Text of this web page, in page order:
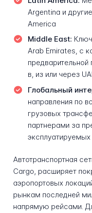
Argentina и
America
Middle East:
Arab Emirates, с
предварительной
в, из или через
Глобальный
направления по
грузовых
партнерами за
Автотранспортная
Cargo, расширяет
аэропортовых
рынкам последней
напрямую рейсами.